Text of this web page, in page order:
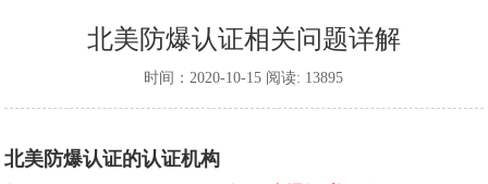
北美防爆认证相关问题详解
时间：2020-10-15 阅读: 13895
北美防爆认证的认证机构